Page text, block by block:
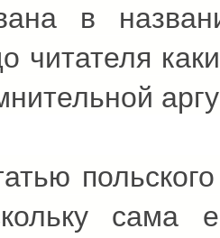
в
читателя
сама